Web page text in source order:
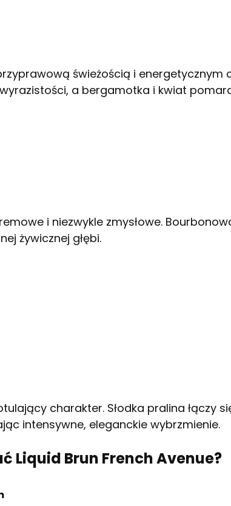
świeżością i energetycznym
a bergamotka i kwiat
i niezwykle zmysłowe.
żywicznej głębi.
charakter. Słodka pralina łączy
intensywne, eleganckie wybrzmienie.
Liquid Brun French Avenue?